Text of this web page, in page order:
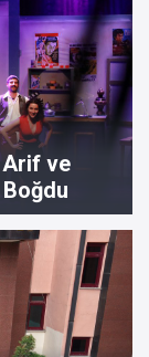
Arif ve